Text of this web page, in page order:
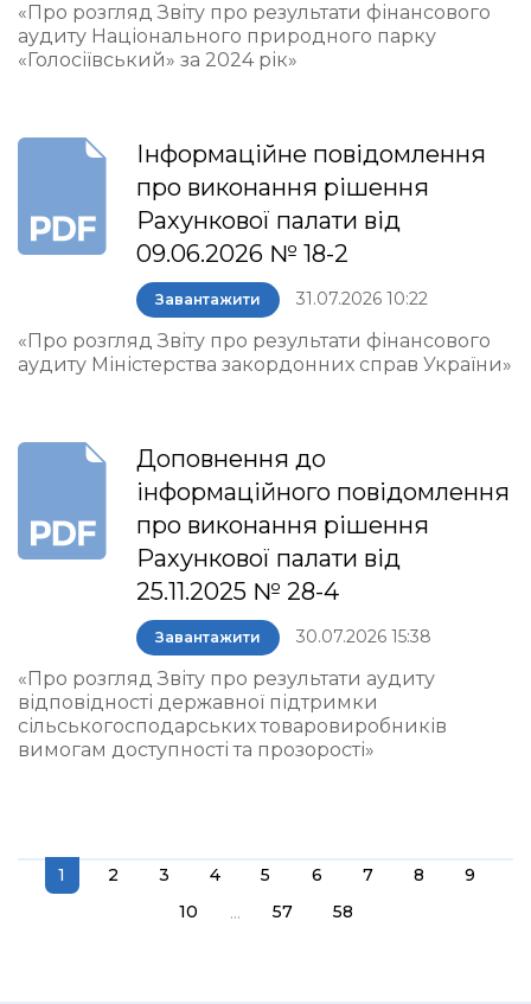
«Про розгляд Звіту про результати фінансового
аудиту Національного природного парку
«Голосіївський» за 2024 рік»
Інформаційне повідомлення
про виконання рішення
Рахункової палати від
09.06.2026 № 18-2
Завантажити 31.07.2026 10:22
«Про розгляд Звіту про результати фінансового
аудиту Міністерства закордонних справ України»
Доповнення до
інформаційного повідомлення
про виконання рішення
Рахункової палати від
25.11.2025 № 28-4
Завантажити 30.07.2026 15:38
«Про розгляд Звіту про результати аудиту
відповідності державної підтримки
сільськогосподарських товаровиробників
вимогам доступності та прозорості»
1 2 3 4 5 6 7 8
9
10
... 57 58